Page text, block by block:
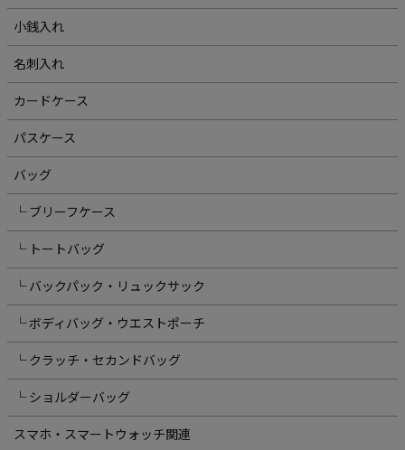
小銭入れ
名刺入れ
カードケース
パスケース
バッグ
└ ブリーフケース
└ トートバッグ
└ バックパック・リュックサック
└ ボディバッグ・ウエストポーチ
└ クラッチ・セカンドバッグ
└ ショルダーバッグ
スマホ・スマートウォッチ関連